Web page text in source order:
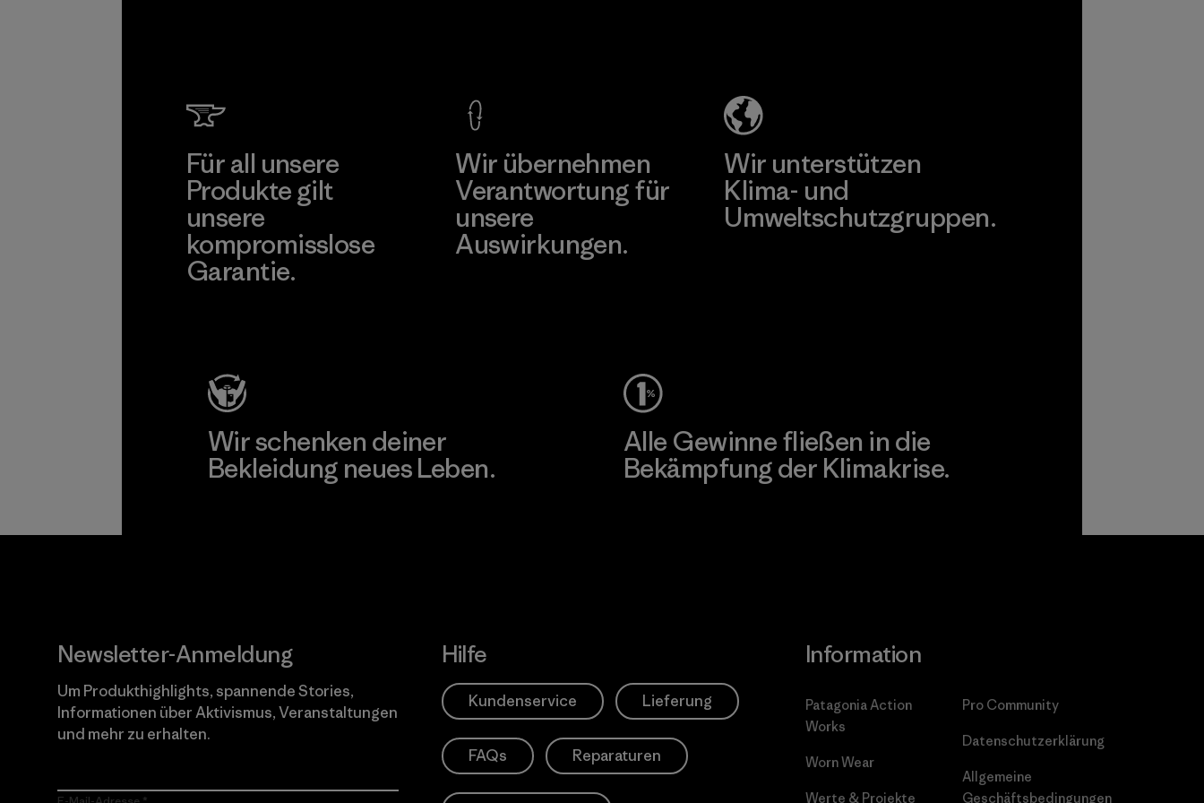
Mehr dazu
Für all unsere
Produkte gilt
unsere
kompromisslose
Garantie.
Wir übernehmen
Verantwortung für
unsere
Auswirkungen.
Wir unterstützen
Klima- und
Umweltschutzgruppen.
Wir schenken deiner
Bekleidung neues Leben.
Alle Gewinne fließen in die
Bekämpfung der Klimakrise.
Newsletter-Anmeldung
Um Produkthighlights, spannende Stories,
Informationen über Aktivismus, Veranstaltungen
und mehr zu erhalten.
Hilfe
Kundenservice Lieferung
FAQs Reparaturen
Information
Patagonia Action
Works
Worn Wear
Werte & Projekte
Pro Community
Datenschutzerklärung
Allgemeine
Geschäftsbedingungen